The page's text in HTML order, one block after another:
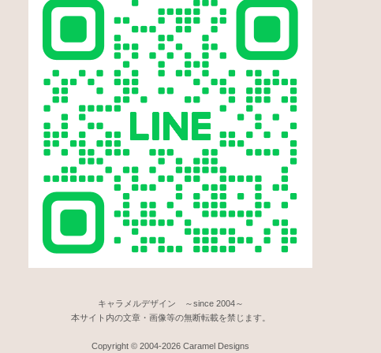
キャラメルデザイン ～since 2004～
本サイト内の文章・画像等の無断転載を禁じます。
Copyright © 2004-2026 Caramel Designs